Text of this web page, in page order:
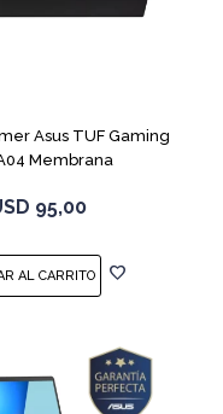
Asus TUF Gaming
Membrana
95,00